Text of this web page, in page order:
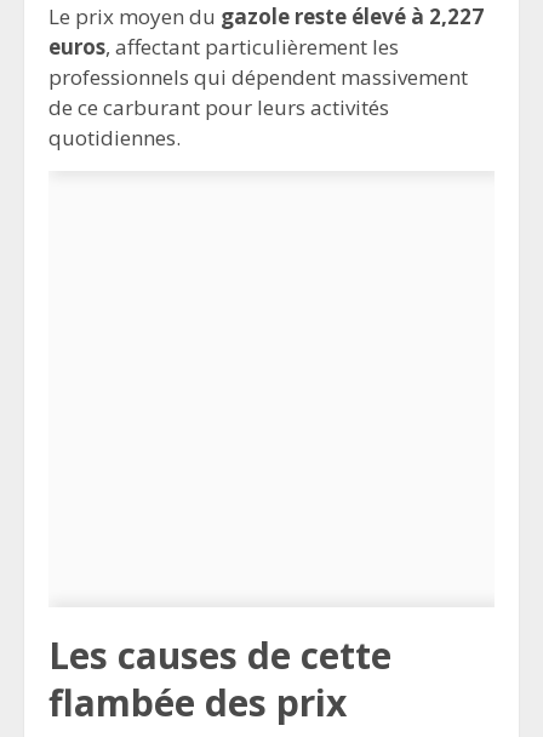
Le prix moyen du gazole reste élevé à 2,227
euros, affectant particulièrement les
professionnels qui dépendent massivement
de ce carburant pour leurs activités
quotidiennes.
Les causes de cette
flambée des prix